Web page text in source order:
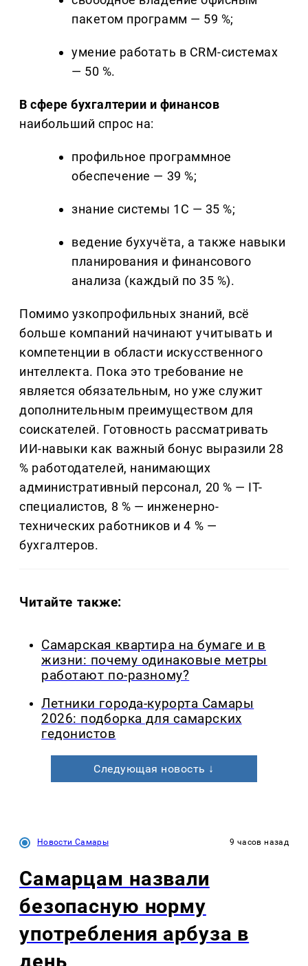
пакетом программ — 59 %;
умение работать в CRM-системах
— 50 %.
В сфере бухгалтерии и финансов
наибольший спрос на:
профильное программное
обеспечение — 39 %;
знание системы 1С — 35 %;
ведение бухучёта, а также навыки
планирования и финансового
анализа (каждый по 35 %).
Помимо узкопрофильных знаний, всё
больше компаний начинают учитывать и
компетенции в области искусственного
интеллекта. Пока это требование не
является обязательным, но уже служит
дополнительным преимуществом для
соискателей. Готовность рассматривать
ИИ-навыки как важный бонус выразили 28
% работодателей, нанимающих
административный персонал, 20 % — IT-
специалистов, 8 % — инженерно-
технических работников и 4 % —
бухгалтеров.
Читайте также:
Самарская квартира на бумаге и в
жизни: почему одинаковые метры
работают по-разному?
Летники города-курорта Самары
2026: подборка для самарских
гедонистов
Следующая новость ↓
Новости Самары 9 часов назад
Самарцам назвали
безопасную норму
употребления арбуза в
день